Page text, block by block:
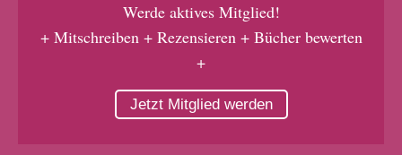
Werde aktives Mitglied!
+ Mitschreiben + Rezensieren + Bücher bewerten
+
Jetzt Mitglied werden